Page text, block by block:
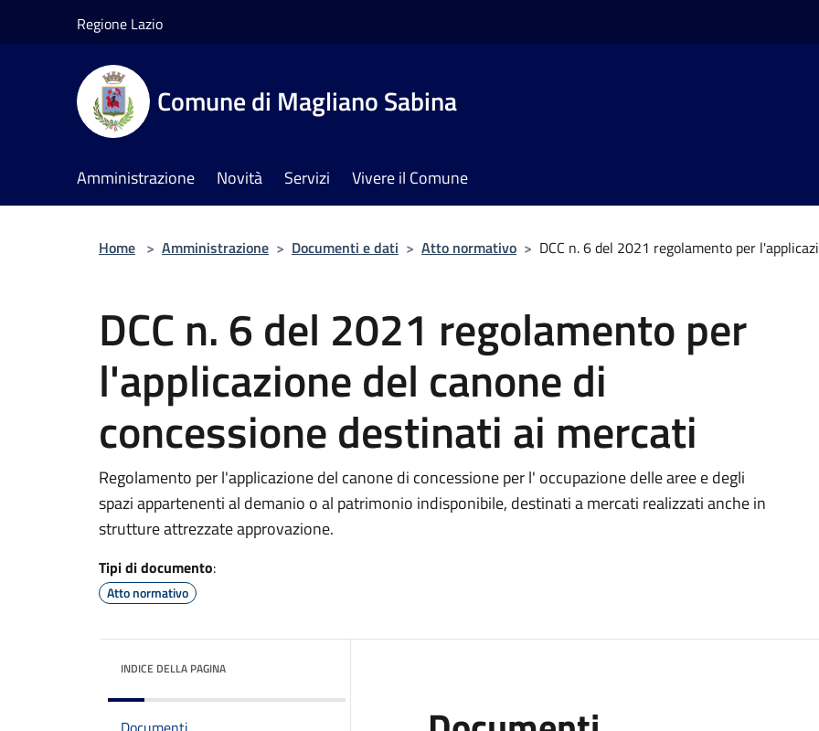
Regione Lazio
Comune di Magliano Sabina
Amministrazione Novità Servizi Vivere il Comune
Home > Amministrazione > Documenti e dati > Atto normativo > DCC n. 6 del 2021 regolamento per
DCC n. 6 del 2021 regolamento per
l'applicazione del canone di
concessione destinati ai mercati
Regolamento per l'applicazione del canone di concessione per l' occupazione delle aree e degli
spazi appartenenti al demanio o al patrimonio indisponibile, destinati a mercati realizzati anche in
strutture attrezzate approvazione.
Tipi di documento:
Atto normativo
INDICE DELLA PAGINA